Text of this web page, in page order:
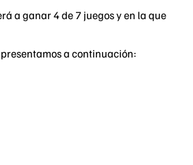
a ganar 4 de 7 juegos y en la que
a continuación: